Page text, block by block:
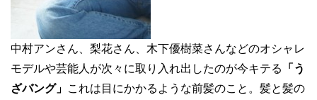
中村アンさん、梨花さん、木下優樹菜さんなどのオシャレ
モデルや芸能人が次々に取り入れ出したのが今キテる
「う
ざバング」 これは目にかかるような前髪のこと。髪と髪の